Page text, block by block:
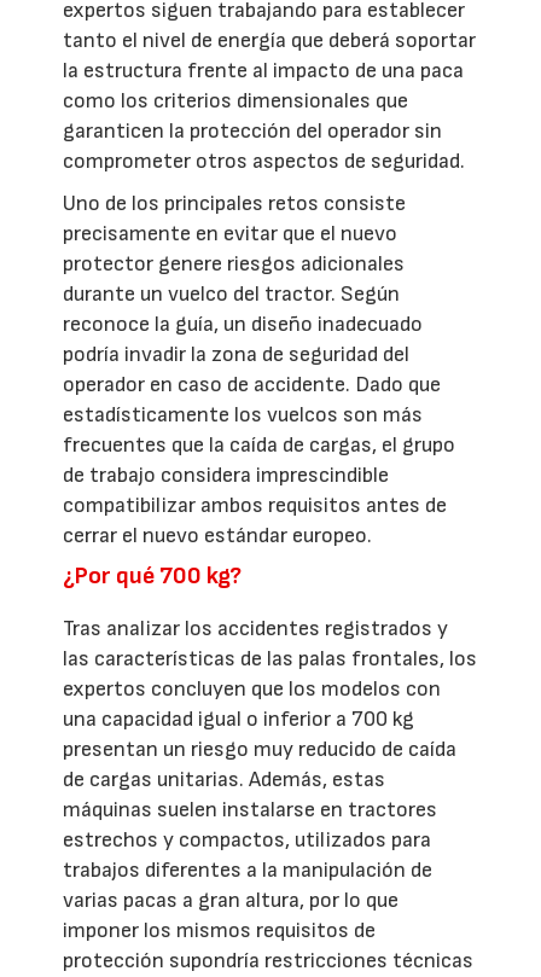
expertos siguen trabajando para establecer
tanto el nivel de energía que deberá soportar
la estructura frente al impacto de una paca
como los criterios dimensionales que
garanticen la protección del operador sin
comprometer otros aspectos de seguridad.
Uno de los principales retos consiste
precisamente en evitar que el nuevo
protector genere riesgos adicionales
durante un vuelco del tractor. Según
reconoce la guía, un diseño inadecuado
podría invadir la zona de seguridad del
operador en caso de accidente. Dado que
estadísticamente los vuelcos son más
frecuentes que la caída de cargas, el grupo
de trabajo considera imprescindible
compatibilizar ambos requisitos antes de
cerrar el nuevo estándar europeo.
¿Por qué 700 kg?
Tras analizar los accidentes registrados y
las características de las palas frontales, los
expertos concluyen que los modelos con
una capacidad igual o inferior a 700 kg
presentan un riesgo muy reducido de caída
de cargas unitarias. Además, estas
máquinas suelen instalarse en tractores
estrechos y compactos, utilizados para
trabajos diferentes a la manipulación de
varias pacas a gran altura, por lo que
imponer los mismos requisitos de
protección supondría restricciones técnicas